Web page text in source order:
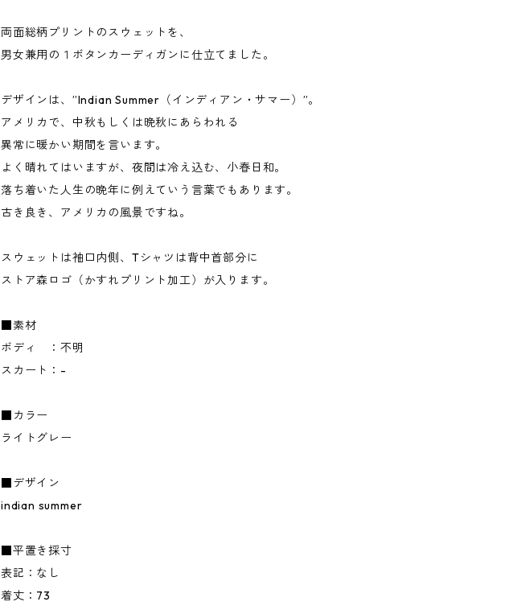
両面総柄プリントのスウェットを、
男女兼用の１ボタンカーディガンに仕立てました。
デザインは、”Indian Summer（インディアン・サマー）”。
アメリカで、中秋もしくは晩秋にあらわれる
異常に暖かい期間を言います。
よく晴れてはいますが、夜間は冷え込む、小春日和。
落ち着いた人生の晩年に例えていう言葉でもあります。
古き良き、アメリカの風景ですね。
スウェットは袖口内側、Tシャツは背中首部分に
ストア森ロゴ（かすれプリント加工）が入ります。
■素材
ボディ ：不明
スカート：-
■カラー
ライトグレー
■デザイン
indian summer
■平置き採寸
表記：なし
着丈：73